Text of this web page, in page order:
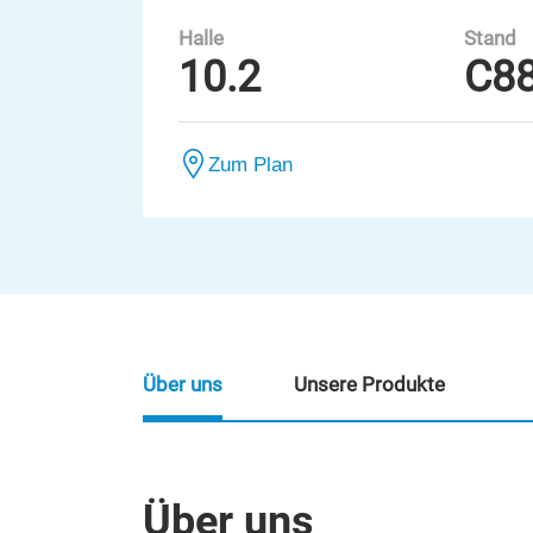
Halle
10.2
Stand
Zum Plan
Über uns
Über uns Unsere Produkte